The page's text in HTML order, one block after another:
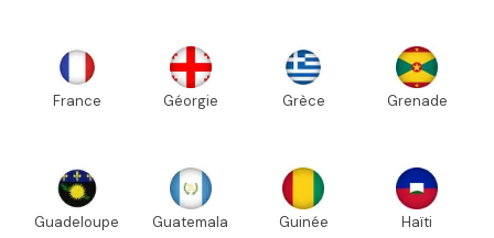
France Géorgie Grèce Grenade
Guadeloupe Guatemala Guinée Haïti